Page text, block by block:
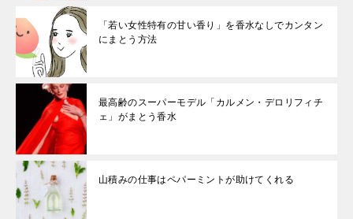
「若い女性特有の甘い香り」を香水なしでカンタン
にまとう方法
最高齢のスーパーモデル「カルメン・デロリフィチ
ェ」がまとう香水
山積みの仕事はペパーミントが助けてくれる